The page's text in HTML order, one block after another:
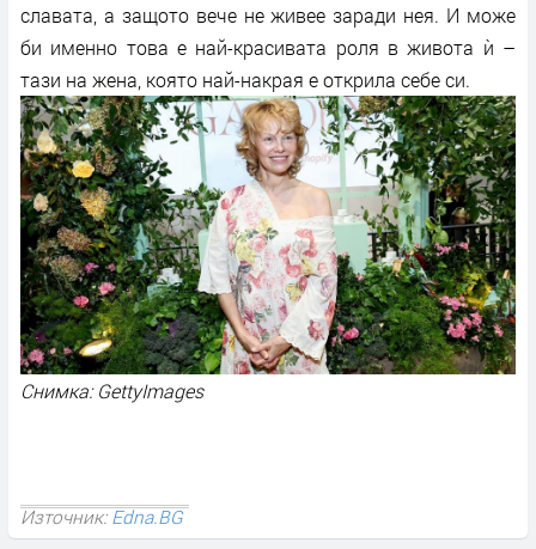
славата, а защото вече не живее заради нея. И може
би именно това е най-красивата роля в живота ѝ –
тази на жена, която най-накрая е открила себе си.
Снимка: GettyImages
Източник:Edna.BG